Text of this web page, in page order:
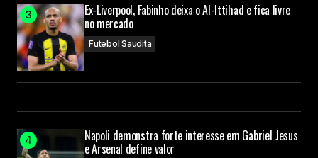
Ex-Liverpool, Fabinho deixa o Al-Ittihad e fica livre
no mercado
Futebol Saudita
Napoli demonstra forte interesse em Gabriel Jesus
e Arsenal define valor